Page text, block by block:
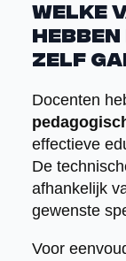
Welke
zelf
Docenten
effectieve
De
afhankelijk
gewenste
Voor